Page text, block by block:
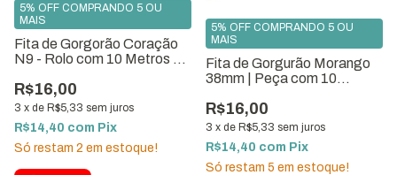
Fita de Gorgorão Coração
N9 - Rolo com 10 Metros p/
R$16,00
3 x de R$5,33 sem juros
5% OFF COMPRANDO 5 OU
MAIS
R$14,40 com Pix
Só restam 2 em estoque!
Fita de Gorgurão Morango
38mm | Peça com 10
R$16,00
3 x de R$5,33 sem juros
5% OFF COMPRANDO 5 OU
MAIS
R$14,40 com Pix
Só restam 5 em estoque!